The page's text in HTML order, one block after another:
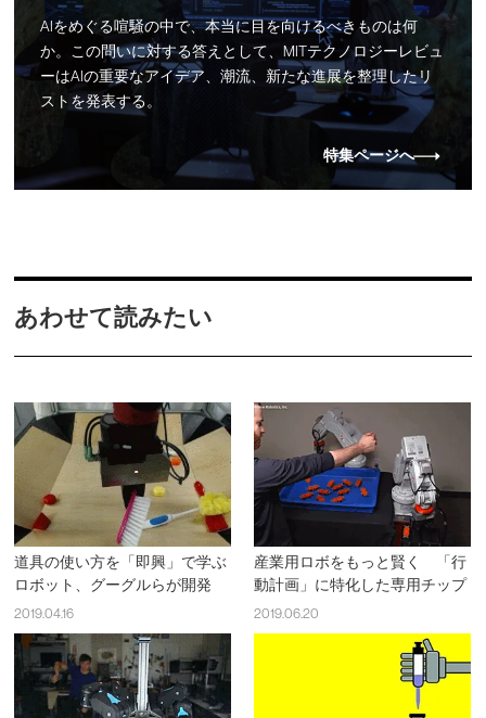
AIをめぐる喧騒の中で、本当に目を向けるべきものは何
か。この問いに対する答えとして、MITテクノロジーレビュ
ーはAIの重要なアイデア、潮流、新たな進展を整理したリ
ストを発表する。
特集ページへ
あわせて読みたい
道具の使い方を「即興」で学ぶ
ロボット、グーグルらが開発
2019.04.16
産業用ロボをもっと賢く 「行
動計画」に特化した専用チップ
2019.06.20